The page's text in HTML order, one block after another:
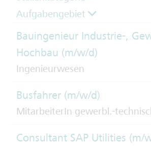
Aufgabengebiet
Bauingenieur Industrie-,
Hochbau (m/w/d)
Ingenieurwesen
Busfahrer (m/w/d)
MitarbeiterIn gewerbl.-
Consultant SAP Utilities (m/